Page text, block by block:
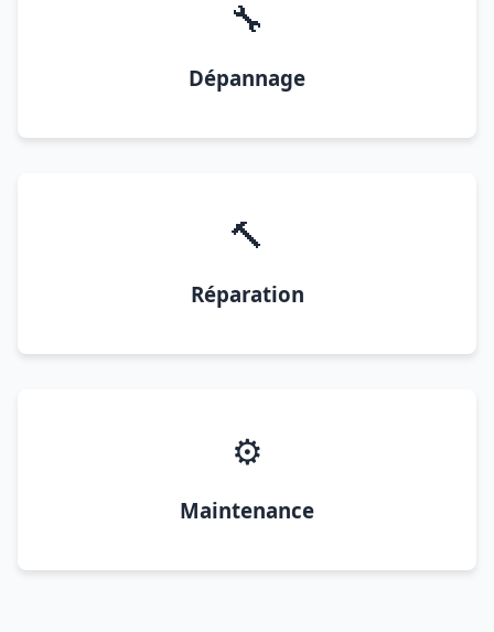
🔧
Dépannage
🔨
Réparation
⚙️
Maintenance